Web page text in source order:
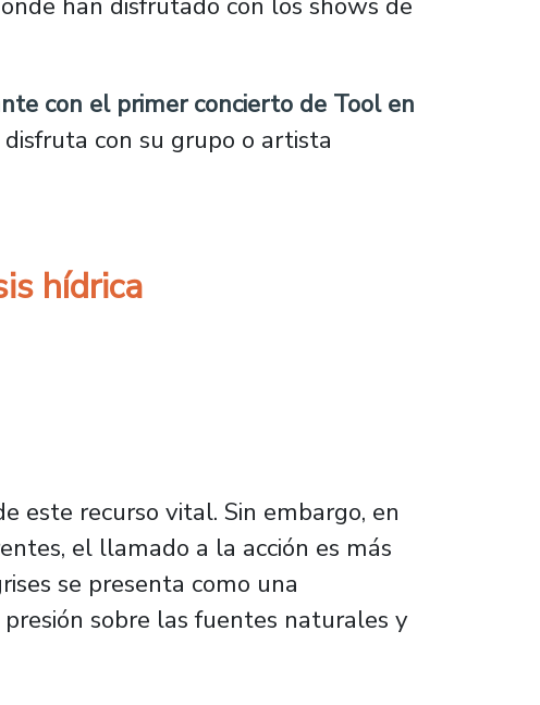
con el primer concierto de Tool en
con su grupo o artista
hídrica
este recurso vital. Sin embargo, en
el llamado a la acción es más
se presenta como una
sobre las fuentes naturales y